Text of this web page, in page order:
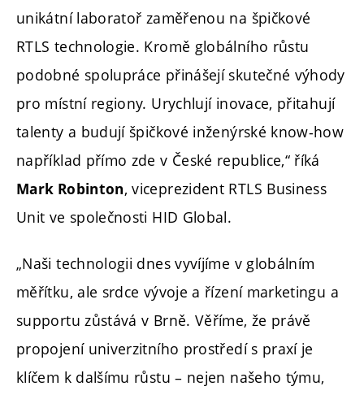
unikátní laboratoř zaměřenou na špičkové
RTLS technologie. Kromě globálního růstu
podobné spolupráce přinášejí skutečné výhody
pro místní regiony. Urychlují inovace, přitahují
talenty a budují špičkové inženýrské know-how
například přímo zde v České republice,“ říká
Mark Robinton, viceprezident RTLS Business
Unit ve společnosti HID Global.
„Naši technologii dnes vyvíjíme v globálním
měřítku, ale srdce vývoje a řízení marketingu a
supportu zůstává v Brně. Věříme, že právě
propojení univerzitního prostředí s praxí je
klíčem k dalšímu růstu – nejen našeho týmu,